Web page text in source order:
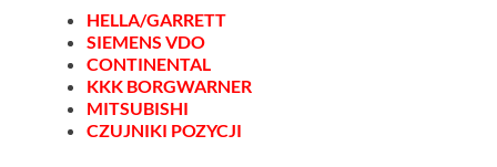
HELLA/GARRETT
SIEMENS VDO
CONTINENTAL
KKK BORGWARNER
MITSUBISHI
CZUJNIKI POZYCJI